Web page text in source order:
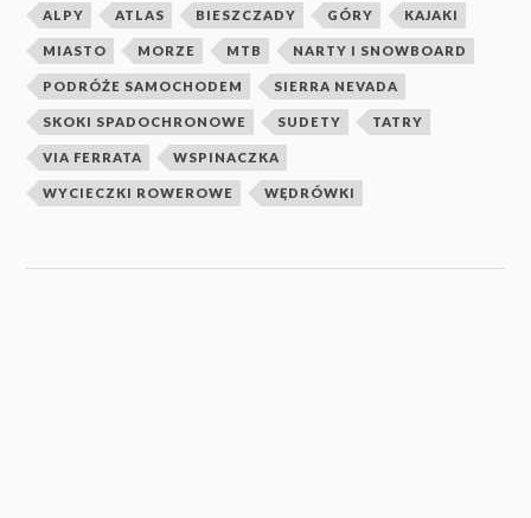
ALPY ATLAS BIESZCZADY GÓRY KAJAKI
MIASTO MORZE MTB NARTY I SNOWBOARD
PODRÓŻE SAMOCHODEM SIERRA NEVADA
SKOKI SPADOCHRONOWE SUDETY TATRY
VIA FERRATA WSPINACZKA
WYCIECZKI ROWEROWE WĘDRÓWKI